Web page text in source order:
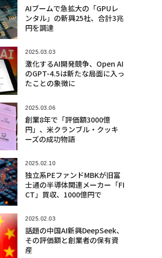
AIブームで急拡大の「GPUレ
ンタル」の新興25社、合計3兆
円を調達
2025.03.03
激化するAI開発競争、Open AI
のGPT-4.5は新たな局面に入っ
たことの象徴に
2025.03.06
創業8年で「評価額3000億
円」、米クランブル・クッキ
ーズの成功物語
2025.02.10
独立系PEファンドMBKが旧富
士通の半導体関連メーカー「FI
CT」買収、1000億円で
2025.02.03
話題の中国AI新興DeepSeek、
その評価額と創業者の保有資
産